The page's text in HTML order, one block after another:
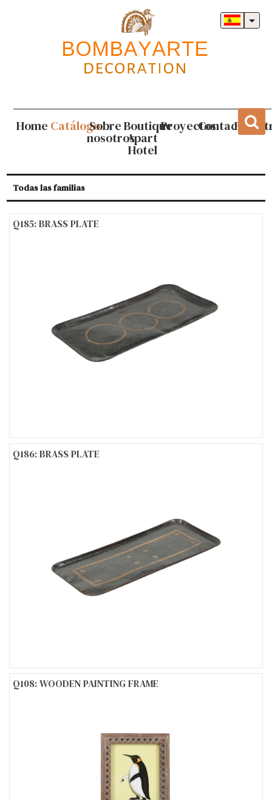
Home CatálogoSobre
nosotros
Boutique
Apart
Hotel
ProyectosContacto
Todas las familias
Q185: BRASS PLATE
Q186: BRASS PLATE
Q108: WOODEN PAINTING FRAME